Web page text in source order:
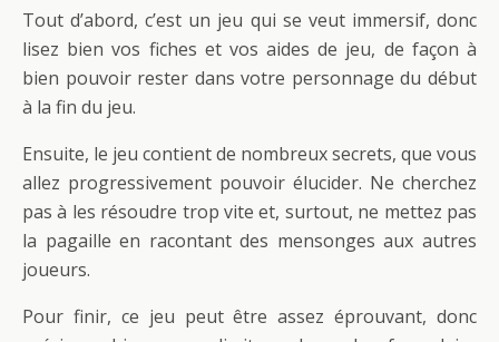
Tout d’abord, c’est un jeu qui se veut immersif, donc
lisez bien vos fiches et vos aides de jeu, de façon à
bien pouvoir rester dans votre personnage du début
à la fin du jeu.
Ensuite, le jeu contient de nombreux secrets, que vous
allez progressivement pouvoir élucider. Ne cherchez
pas à les résoudre trop vite et, surtout, ne mettez pas
la pagaille en racontant des mensonges aux autres
joueurs.
Pour finir, ce jeu peut être assez éprouvant, donc